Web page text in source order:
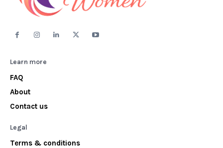
Learn more
FAQ
About
Contact us
Legal
Terms & conditions